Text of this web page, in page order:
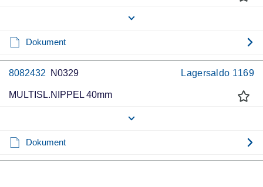
Dokument
8082432 N0329 Lagersaldo 1169
MULTISL.NIPPEL 40mm
Dokument